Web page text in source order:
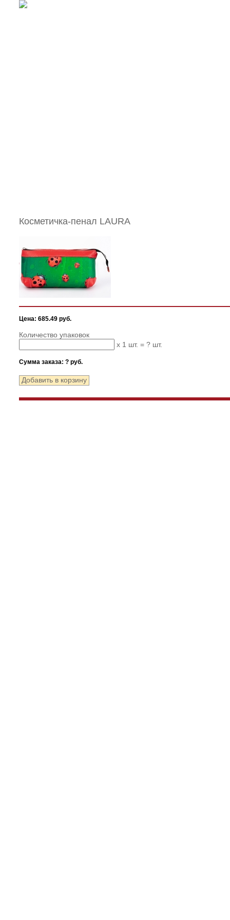
Косметичка-пенал LAURA
Цена: 685.49 руб.
Количество упаковок
x 1 шт. = ? шт.
Сумма заказа: ? руб.